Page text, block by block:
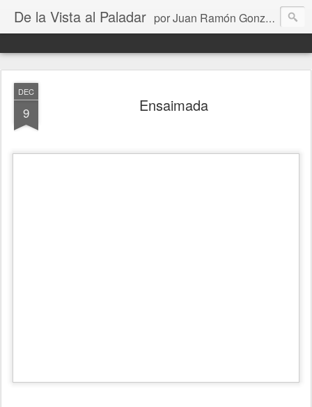
De la Vista al Paladar por Juan Ramón González
DEC
9 Ensaimada